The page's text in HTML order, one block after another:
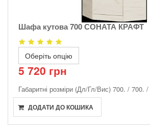
Шафа кутова 700 СОНАТА КРАФТ
Оберіть опцію
5 720 грн
Габаритні розміри (Дл/Гл/Вис) 700. / 700. /
ДОДАТИ ДО КОШИКА